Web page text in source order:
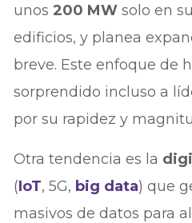
unos200 MW solo en
edificios, y planea
breve. Este enfoque de
sorprendido incluso a
por su rapidez y
Otra tendencia es la
(IoT, 5G, big data) que
masivos de datos para